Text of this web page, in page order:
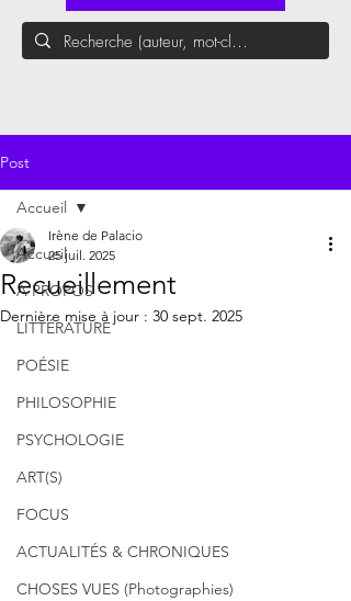
Post
Accueil
À PROPOS
LITTÉRATURE
POÉSIE
PHILOSOPHIE
PSYCHOLOGIE
ART(S)
FOCUS
ACTUALITÉS & CHRONIQUES
CHOSES VUES (Photographies)
Accueil
Recueillement
Irène de Palacio
25 juil. 2025
Dernière mise à jour : 30 sept. 2025